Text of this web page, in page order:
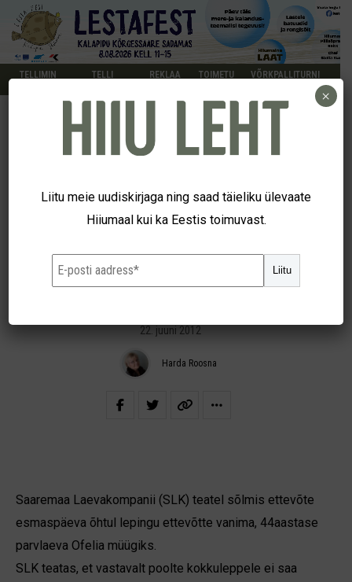
TELLIMIN
TELLI
REKLAA
TOIMETU
VÕRKPALLITURNI
SLK müüs vanima aluse,
nimeks sai Tuizidi
22. juuni 2012
Harda Roosna
Saaremaa Laevakompanii (SLK) teatel sõlmis ettevõte
esmaspäeva õhtul lepingu ettevõtte vanima, 44aastase
parvlaeva Ofelia müügiks.
SLK teatas, et vastavalt poolte kokkuleppele ei saa
Liitu meie uudiskirjaga ning saad täieliku ülevaate
Hiiumaal kui ka Eestis toimuvast.
Liitu
×